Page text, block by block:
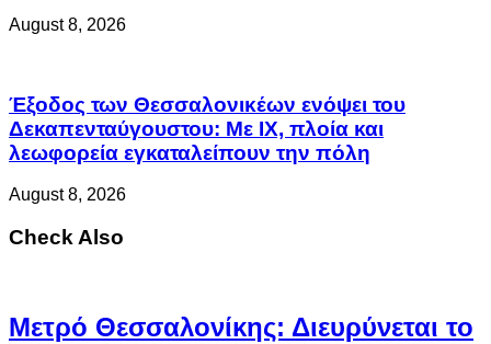
August 8, 2026
Έξοδος των Θεσσαλονικέων ενόψει του
Δεκαπενταύγουστου: Με ΙΧ, πλοία και
λεωφορεία εγκαταλείπουν την πόλη
August 8, 2026
Check Also
Μετρό Θεσσαλονίκης: Διευρύνεται το